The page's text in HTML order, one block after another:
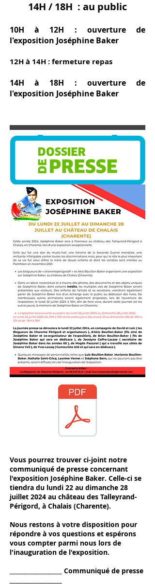
14H / 18H : au public
10H à 12H : ouverture de
l'exposition Joséphine Baker
12H à 14H : fermeture repas
14H à 18H : ouverture de
l'exposition Joséphine Baker
Vous pourrez trouver ci-joint notre
communiqué de presse concernant
l'exposition Joséphine Baker. Celle-ci se
tiendra du lundi 22 au dimanche 28
juillet 2024 au château des Talleyrand-
Périgord, à Chalais (Charente).
Nous restons à votre disposition pour
répondre à vos questions et espérons
vous compter parmi nous lors de
l'inauguration de l'exposition.
__________________ Communiqué de presse